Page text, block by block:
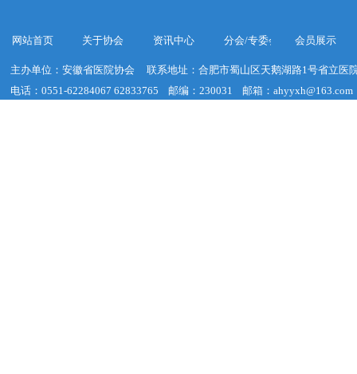
主办单位：安徽省医院协会
联系地址：合肥市蜀山区天鹅湖路1号省立医
电话：0551-62284067 62833765 邮编：230031
邮箱：ahyyxh@163.com
网站首页 关于协会 资讯中心 分会/专委会 会员展示